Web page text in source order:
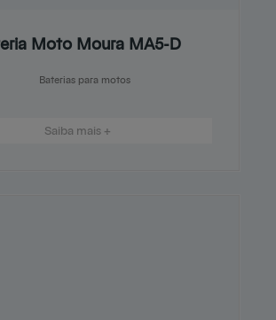
Moto Moura MA5-D
Baterias para motos
Saiba mais +